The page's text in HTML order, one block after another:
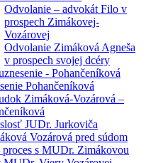
Odvolanie – advokát Filo v
prospech Zimákovej-
Vozárovej
Odvolanie Zimáková Agneša
v prospech svojej dcéry
- Pohančeníková
Pohančeníková
Zimáková-Vozárová –
JUDr. Jurkoviča
Vozárová pred súdom
proces s MUDr. Zimákovou